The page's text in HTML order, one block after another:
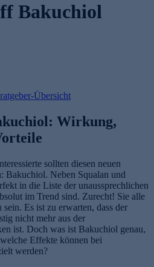
Bakuchiol
Übersicht
Wirkung,
sollten diesen neuen
Bakuchiol. Neben Squalan und
in die Liste der unaussprechlichen
im Trend sind. Zurecht! Sie alle
Es ist zu erwarten, dass der
nicht mehr aus der
ist. Doch was ist Bakuchiol genau,
Effekte können bei
werden?